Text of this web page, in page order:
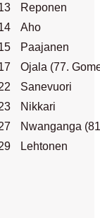
Reponen
Aho
Paajanen
Ojala (77.
Sanevuori
Nikkari
Nwanganga
Lehtonen